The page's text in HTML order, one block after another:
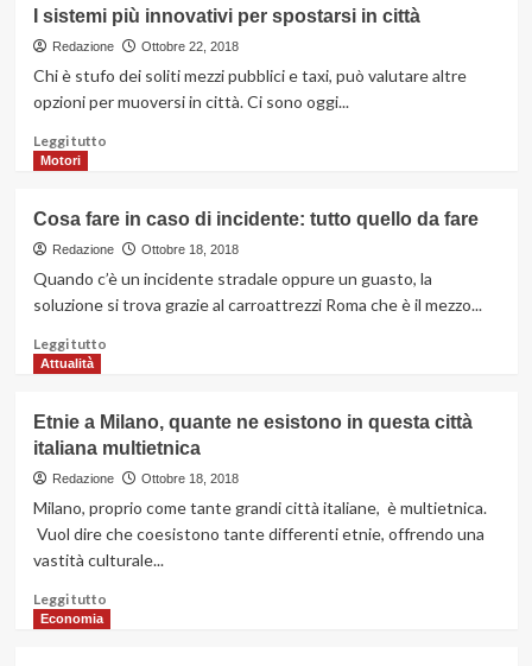
Le
cassettine
per
e
il
trasloco
low
cost
I sistemi più innovativi per spostarsi in città
Redazione Ottobre 22, 2018
Chi è stufo dei soliti mezzi pubblici e taxi, può valutare altre
opzioni per muoversi in città. Ci sono oggi...
Leggi tuttoLeggi
I
sistemi
più
innovativi
spostarsi
Motori
Cosa fare in caso di incidente: tutto quello da fare
Redazione Ottobre 18, 2018
Quando c’è un incidente stradale oppure un guasto, la
soluzione si trova grazie al carroattrezzi Roma che è il mezzo...
Leggi tuttoLeggi
Cosa
fare
in
caso
di
incidente:
tutto
da
fare
Attualità
Etnie a Milano, quante ne esistono in questa città
italiana multietnica
Redazione Ottobre 18, 2018
Milano, proprio come tante grandi città italiane, è multietnica.
Vuol dire che coesistono tante differenti etnie, offrendo una
vastità culturale...
Leggi tuttoLeggi
Economia